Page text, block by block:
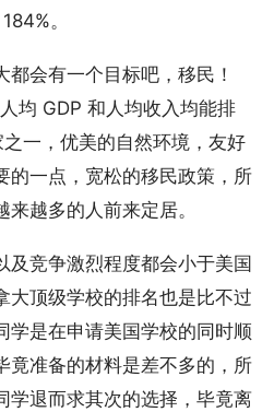
。
会有一个目标吧，移民！
均 GDP 和人均收入均能排
一，优美的自然环境，友好
的一点，宽松的移民政策，所
越多的人前来定居。
及竞争激烈程度都会小于美国
大顶级学校的排名也是比不过
学是在申请美国学校的同时顺
竟准备的材料是差不多的，所
学退而求其次的选择，毕竟离